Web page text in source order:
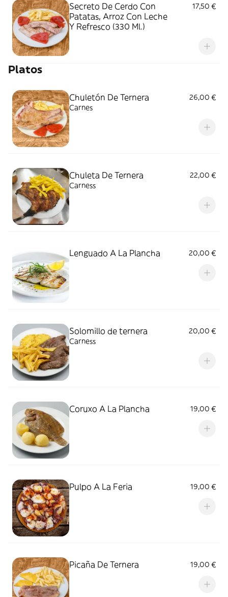
Secreto De Cerdo Con
Patatas, Arroz Con Leche
Y Refresco (330 Ml.)
17,50 €
Platos
Chuletón De Ternera
26,00 €
Carnes
Chuleta De Ternera
22,00 €
Carness
Lenguado A La Plancha 20,00 €
Solomillo de ternera
20,00 €
Carness
Coruxo A La Plancha 19,00 €
Pulpo A La Feria 19,00 €
Picaña De Ternera 19,00 €